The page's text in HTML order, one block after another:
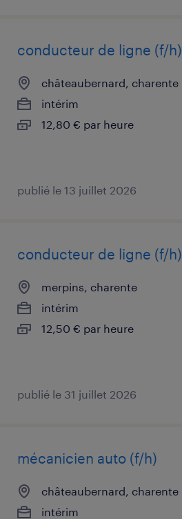
conducteur de ligne (f/h)
châteaubernard, charente
intérim
12,80 € par heure
publié le 13 juillet 2026
conducteur de ligne (f/h)
merpins, charente
intérim
12,50 € par heure
publié le 31 juillet 2026
mécanicien auto (f/h)
châteaubernard, charente
intérim